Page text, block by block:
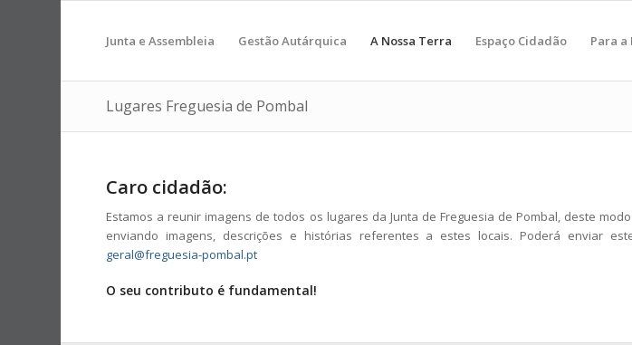
Junta e Assembleia Gestão Autárquica A Nossa Terra Espaço Cidadão Para a
Lugares Freguesia de Pombal
Caro cidadão:
Estamos a reunir imagens de todos os lugares da Junta de Freguesia de Pombal, deste
enviando imagens, descrições e histórias referentes a estes locais. Poderá enviar
geral@freguesia-pombal.pt
O seu contributo é fundamental!